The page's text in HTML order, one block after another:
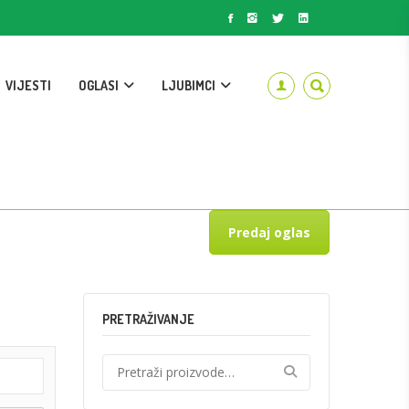
VIJESTI OGLASI LJUBIMCI
Predaj oglas
PRETRAŽIVANJE